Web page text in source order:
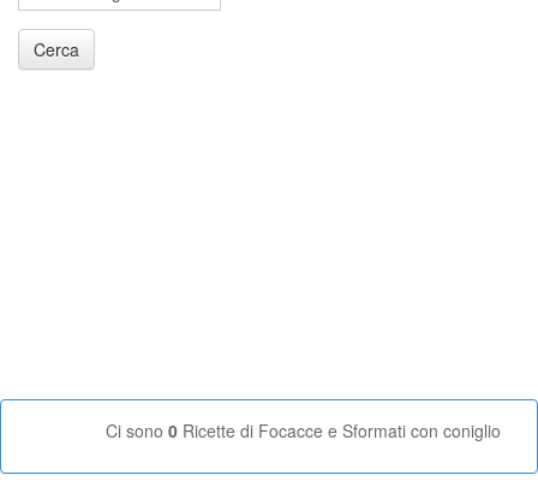
Cerca
Ci sono 0 Ricette di Focacce e Sformati con coniglio